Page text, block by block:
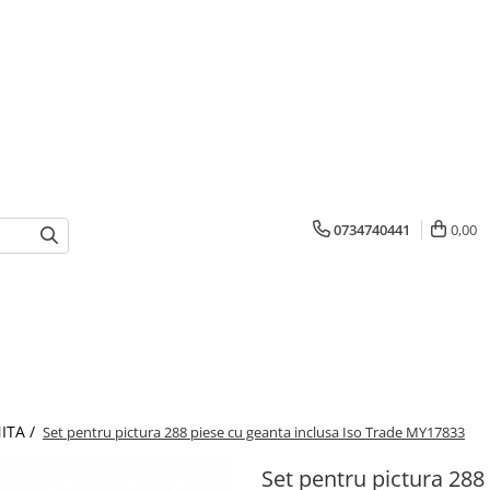
0734740441 0,00
/ Set pentru pictura 288 piese cu geanta inclusa Iso Trade MY17833
Set pentru pictura